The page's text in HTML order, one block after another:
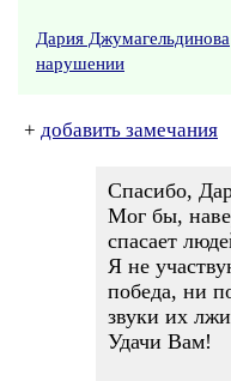
Дария Джумагельдинова
нарушении
+ добавить замечания
Спасибо,
Мог бы,
спасает
Я не
победа, ни
звуки их
Удачи Вам!